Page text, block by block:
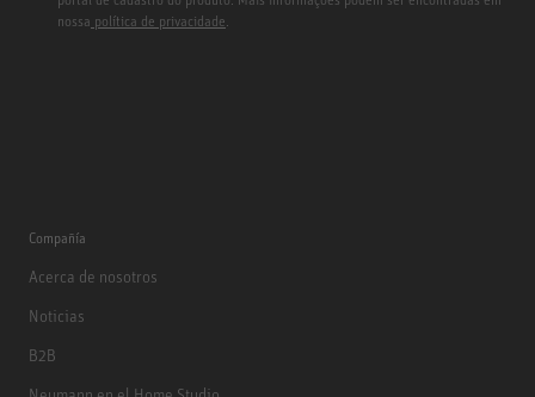
nossa política de privacidade
Compañía
Acerca de nosotros
Noticias
B2B